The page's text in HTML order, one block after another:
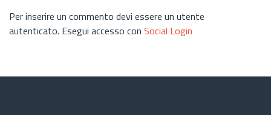
Per inserire un commento devi essere un utente
autenticato. Esegui accesso con Social Login